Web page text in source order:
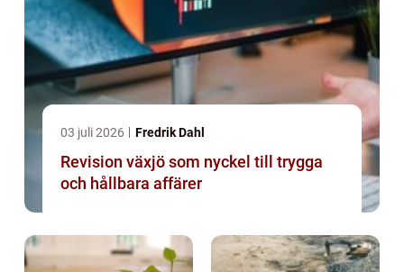
03 juli 2026 Fredrik Dahl
Revision växjö som nyckel till trygga
och hållbara affärer